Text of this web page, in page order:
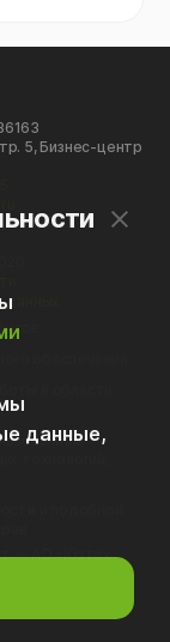
5, Бизнес-центр
обеспечения
технологий,
и подобной
— АО «Юзтех
данные,